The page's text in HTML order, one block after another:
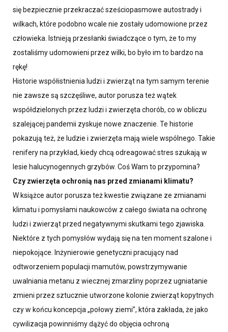
się bezpiecznie przekraczać sześciopasmowe autostrady i
wilkach, które podobno wcale nie zostały udomowione przez
człowieka. Istnieją przesłanki świadczące o tym, że to my
zostaliśmy udomowieni przez wilki, bo było im to bardzo na
rękę!
Historie współistnienia ludzi i zwierząt na tym samym terenie
nie zawsze są szczęśliwe, autor porusza też wątek
współdzielonych przez ludzi i zwierzęta chorób, co w obliczu
szalejącej pandemii zyskuje nowe znaczenie. Te historie
pokazują też, że ludzie i zwierzęta mają wiele wspólnego. Takie
renifery na przykład, kiedy chcą odreagować stres szukają w
lesie halucynogennych grzybów. Coś Wam to przypomina?
Czy zwierzęta ochronią nas przed zmianami klimatu?
W książce autor porusza też kwestie związane ze zmianami
klimatu i pomysłami naukowców z całego świata na ochronę
ludzi i zwierząt przed negatywnymi skutkami tego zjawiska.
Niektóre z tych pomysłów wydają się na ten moment szalone i
niepokojące. Inżynierowie genetyczni pracujący nad
odtworzeniem populacji mamutów, powstrzymywanie
uwalniania metanu z wiecznej zmarzliny poprzez ugniatanie
zmieni przez sztucznie utworzone kolonie zwierząt kopytnych
czy w końcu koncepcja „połowy ziemi”, która zakłada, że jako
cywilizacja powinniśmy dążyć do objęcia ochroną